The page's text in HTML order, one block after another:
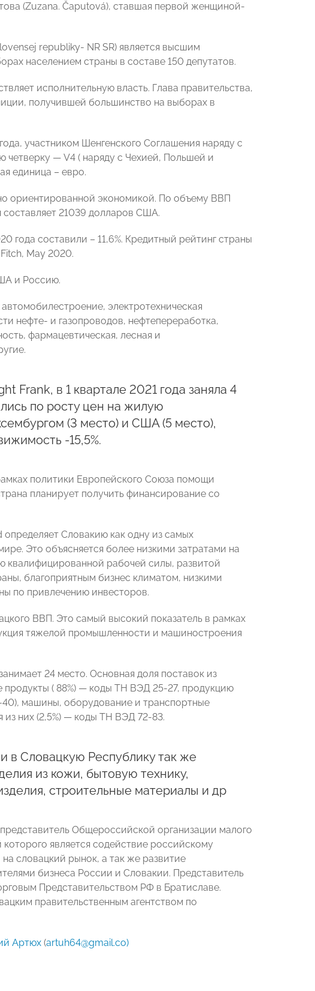
(Zuzana. Čaputová), ставшая первой женщиной-
republiky- NR SR) является высшим
населением страны в составе 150 депутатов.
исполнительную власть. Глава правительства,
получившей большинство на выборах в
участником Шенгенского Соглашения наряду с
четверку — V4 ( наряду с Чехией, Польшей и
единица – евро.
ориентированной экономикой. По объему ВВП
21039 долларов США.
года составили – 11,6%. Кредитный рейтинг страны
May 2020.
и Россию.
электротехническая
нефте- и газопроводов, нефтепереработка,
фармацевтическая, лесная и
Frank, в 1 квартале 2021 года заняла 4
по росту цен на жилую
(3 место) и США (5 место),
-15,5%.
политики Европейского Союза помощи
планирует получить финансирование со
Словакию как одну из самых
Это объясняется более низкими затратами на
квалифицированной рабочей силы, развитой
благоприятным бизнес климатом, низкими
по привлечению инвесторов.
ВВП. Это самый высокий показатель в рамках
тяжелой промышленности и машиностроения
24 место. Основная доля поставок из
( 88%) — коды ТН ВЭД 25-27, продукцию
машины, оборудование и транспортные
них (2,5%) — коды ТН ВЭД 72-83.
в Словацкую Республику так же
из кожи, бытовую технику,
строительные материалы и др
Общероссийской организации малого
является содействие российскому
словацкий рынок, а так же развитие
бизнеса России и Словакии. Представитель
Представительством РФ в Братиславе.
правительственным агентством по
Артюх (artuh64@gmail.co)